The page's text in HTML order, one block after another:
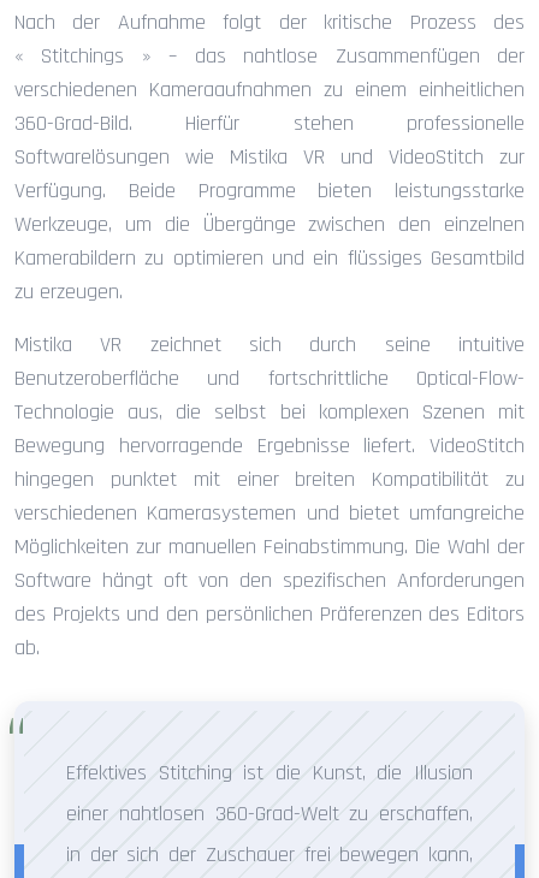
Nach der Aufnahme folgt der kritische Prozess des
« Stitchings » – das nahtlose Zusammenfügen der
verschiedenen Kameraaufnahmen zu einem einheitlichen
360-Grad-Bild. Hierfür stehen professionelle
Softwarelösungen wie Mistika VR und VideoStitch zur
Verfügung. Beide Programme bieten leistungsstarke
Werkzeuge, um die Übergänge zwischen den einzelnen
Kamerabildern zu optimieren und ein flüssiges Gesamtbild
zu erzeugen.
Mistika VR zeichnet sich durch seine intuitive
Benutzeroberfläche und fortschrittliche Optical-Flow-
Technologie aus, die selbst bei komplexen Szenen mit
Bewegung hervorragende Ergebnisse liefert. VideoStitch
hingegen punktet mit einer breiten Kompatibilität zu
verschiedenen Kamerasystemen und bietet umfangreiche
Möglichkeiten zur manuellen Feinabstimmung. Die Wahl der
Software hängt oft von den spezifischen Anforderungen
des Projekts und den persönlichen Präferenzen des Editors
ab.
Effektives Stitching ist die Kunst, die Illusion
einer nahtlosen 360-Grad-Welt zu erschaffen,
in der sich der Zuschauer frei bewegen kann,